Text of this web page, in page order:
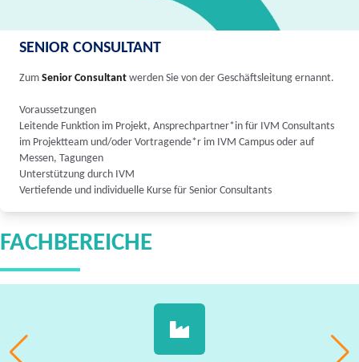
SENIOR CONSULTANT
Zum Senior Consultant werden Sie von der Geschäftsleitung ernannt.
Voraussetzungen
Leitende Funktion im Projekt, Ansprechpartner*in für IVM Consultants
im Projektteam und/oder Vortragende*r im IVM Campus oder auf
Messen, Tagungen
Unterstützung durch IVM
Vertiefende und individuelle Kurse für Senior Consultants
FACHBEREICHE